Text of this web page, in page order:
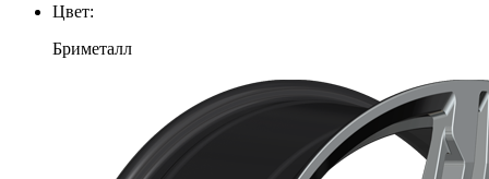
Цвет:
Бриметалл